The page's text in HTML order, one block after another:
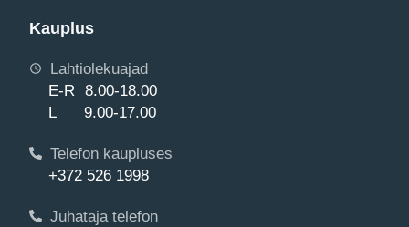
Kauplus
Lahtiolekuajad
E-R 8.00-18.00
L 9.00-17.00
Telefon kaupluses
+372 526 1998
Juhataja telefon